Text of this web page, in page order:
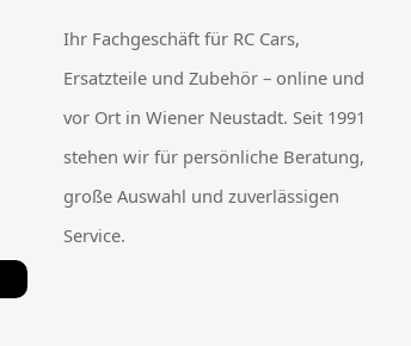
Ihr Fachgeschäft für RC Cars,
Ersatzteile und Zubehör – online und
vor Ort in Wiener Neustadt. Seit 1991
stehen wir für persönliche Beratung,
große Auswahl und zuverlässigen
Service.